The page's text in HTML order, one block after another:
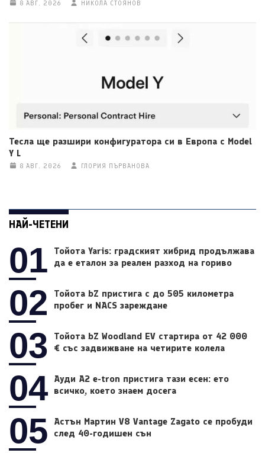
8 АВГ. 2026 НИКОЛА СТОЯНОВ
Тесла ще разшири конфигуратора си в Европа с Model
Y L
8 АВГ. 2026 ГЛОРИЯ ПЪРВАНОВА
НАЙ-ЧЕТЕНИ
01
Тойота Yaris: градският хибрид продължава
да е еталон за реален разход на гориво
02
Тойота bZ пристига с до 505 километра
пробег и NACS зареждане
03
Тойота bZ Woodland EV стартира от 42 000
€ със задвижване на четирите колела
04 Ауди A2 e-tron пристига тази есен: ето
всичко, което знаем досега
05
Астън Мартин V8 Vantage Zagato се пробуди
след 40-годишен сън